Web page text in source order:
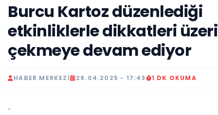
Burcu Kartoz düzenlediği
etkinliklerle dikkatleri
çekmeye devam ediyor
HABER MERKEZI 29.04.2025 - 17:43 1 DK OKUMA
..